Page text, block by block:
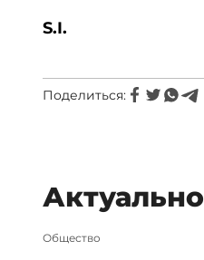
S.I.
Поделиться:
Актуально
Общество